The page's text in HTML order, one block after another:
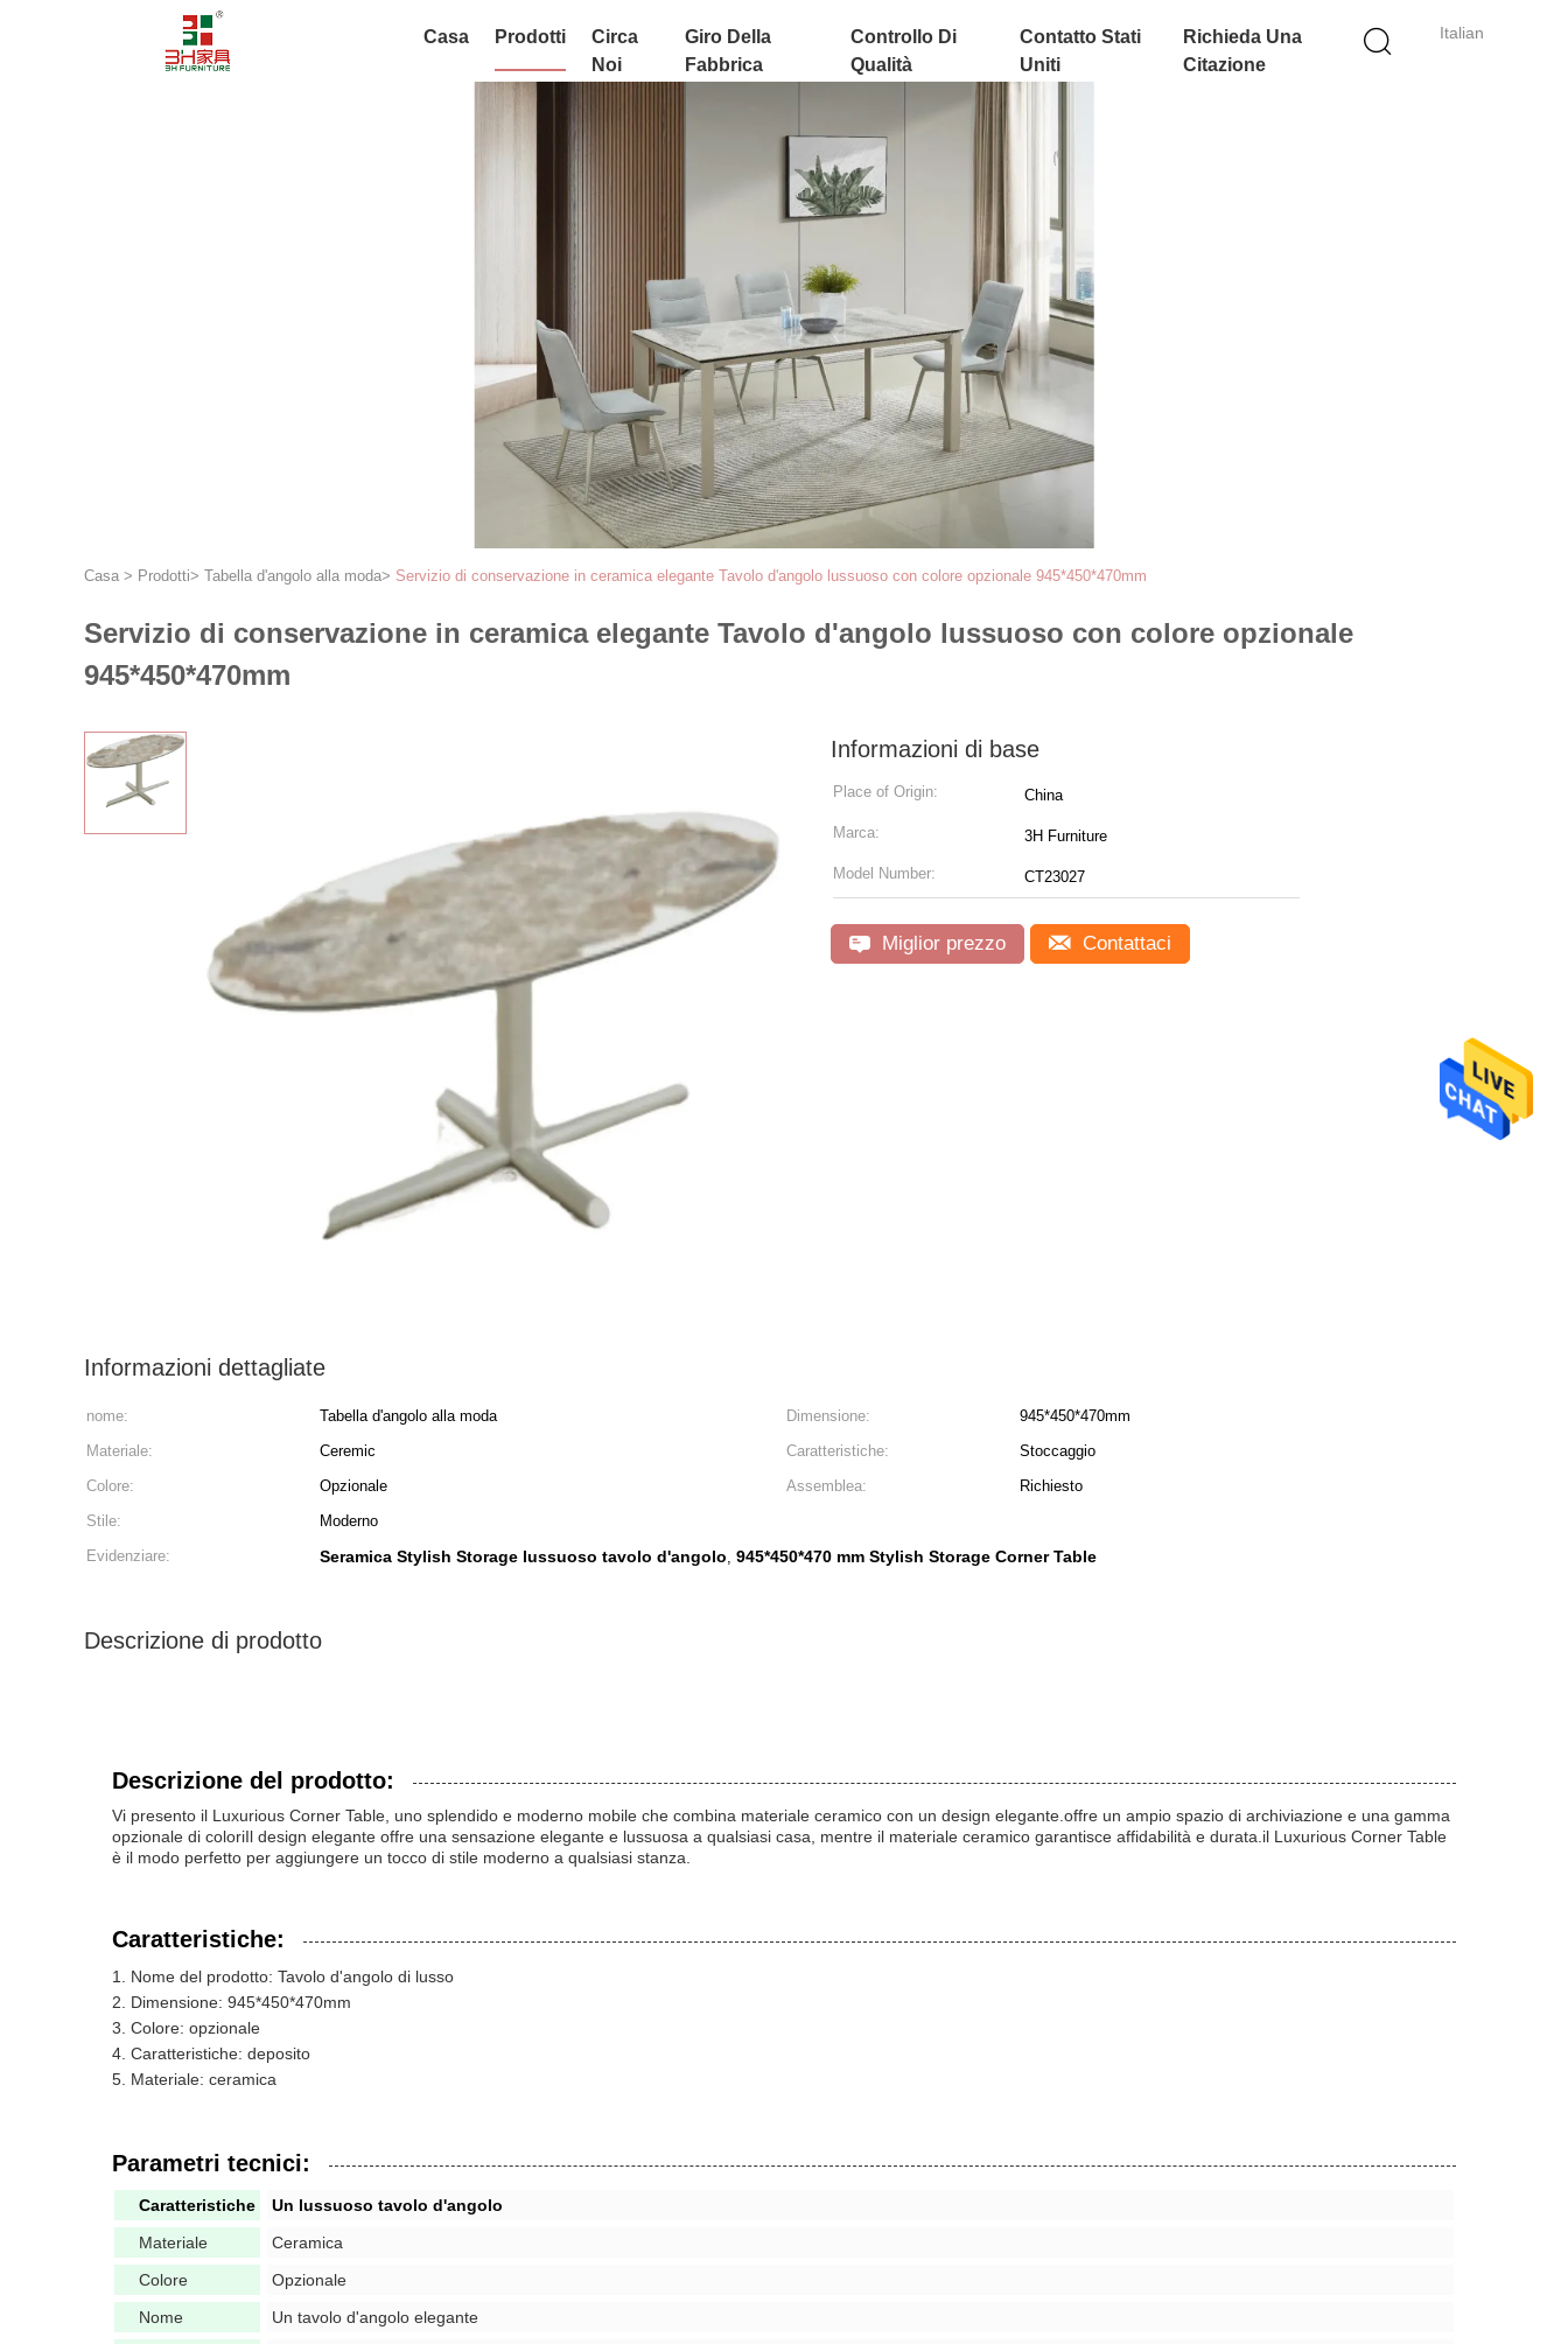
Italian
Casa Prodotti
Circa
Noi
Giro Della
Fabbrica
Controllo Di
Qualità
Contatto Stati
Uniti
Richieda Una
Citazione
Casa > Prodotti> Tabella d'angolo alla moda> Servizio di conservazione in ceramica elegante Tavolo d'angolo lussuoso con colore opzionale 945*450*470mm
Servizio di conservazione in ceramica elegante Tavolo d'angolo lussuoso con colore opzionale
945*450*470mm
Informazioni di base
Place of Origin: China
Marca: 3H Furniture
Model Number: CT23027
Miglior prezzo Contattaci
Informazioni dettagliate
nome: Tabella d'angolo alla moda Dimensione:
945*450*470mm
Materiale:
Ceremic Caratteristiche:
Stoccaggio
Colore:
Opzionale Assemblea:
Richiesto
Stile:
Moderno
Evidenziare:
Seramica Stylish Storage lussuoso tavolo d'angolo, 945*450*470 mm Stylish Storage Corner Table
Descrizione di prodotto
Descrizione del prodotto:
Vi presento il Luxurious Corner Table, uno splendido e moderno mobile che combina materiale ceramico con un design elegante.offre un ampio spazio di archiviazione e una gamma
opzionale di coloriIl design elegante offre una sensazione elegante e lussuosa a qualsiasi casa, mentre il materiale ceramico garantisce affidabilità e durata.il Luxurious Corner Table
è il modo perfetto per aggiungere un tocco di stile moderno a qualsiasi stanza.
Caratteristiche:
Nome del prodotto: Tavolo d'angolo di lusso
Dimensione: 945*450*470mm
Colore: opzionale
Caratteristiche: deposito
Materiale: ceramica
Parametri tecnici:
Caratteristiche
Un lussuoso tavolo d'angolo
Materiale
Ceramica
Colore
Opzionale
Nome
Un tavolo d'angolo elegante